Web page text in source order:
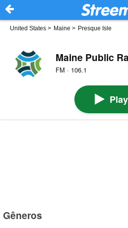
United States > Maine > Presque Isle
Maine Public
FM · 106.1
Play
Gêneros